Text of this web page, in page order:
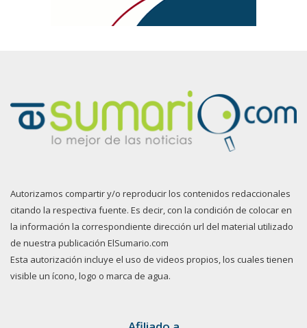
Autorizamos compartir y/o reproducir los contenidos redaccionales
citando la respectiva fuente. Es decir, con la condición de colocar en
la información la correspondiente dirección url del material utilizado
de nuestra publicación ElSumario.com
Esta autorización incluye el uso de videos propios, los cuales tienen
visible un ícono, logo o marca de agua.